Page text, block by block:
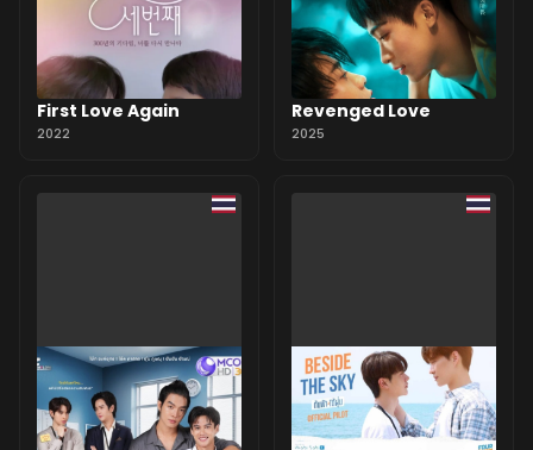
First Love Again
2022
Revenged Love
2025